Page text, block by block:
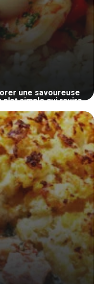
une savoureuse
plat simple qui ravira